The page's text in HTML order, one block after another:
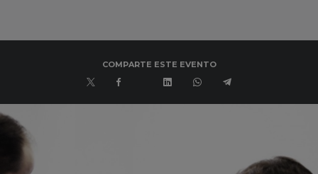
COMPARTE ESTE EVENTO